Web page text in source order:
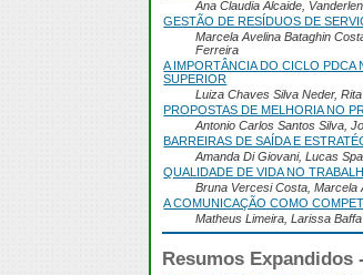
Ana Claudia Alcaide,
GESTÃO DE RESÍDUOS DE
Marcela Avelina Bataghin
Ferreira
A IMPORTÂNCIA DO CICLO
SUPERIOR
Luiza Chaves Silva Neder,
PROPOSTAS DE MELHORIA NO
Antonio Carlos Santos Silva,
BARREIRAS DE SAÍDA E
Amanda Di Giovani, Lucas
QUALIDADE DE VIDA NO
Bruna Vercesi Costa, Marcela
A COMUNICAÇÃO COMO
Matheus Limeira, Larissa
Resumos Expandidos